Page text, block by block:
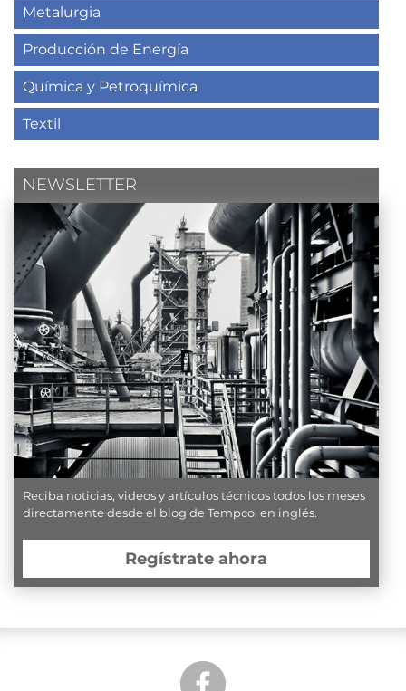
Metalurgia
Producción de Energía
Química y Petroquímica
Textil
NEWSLETTER
Reciba noticias, videos y artículos técnicos todos los meses
directamente desde el blog de Tempco, en inglés.
Regístrate ahora